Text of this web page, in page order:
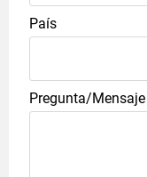
País
Pregunta/Mensaje